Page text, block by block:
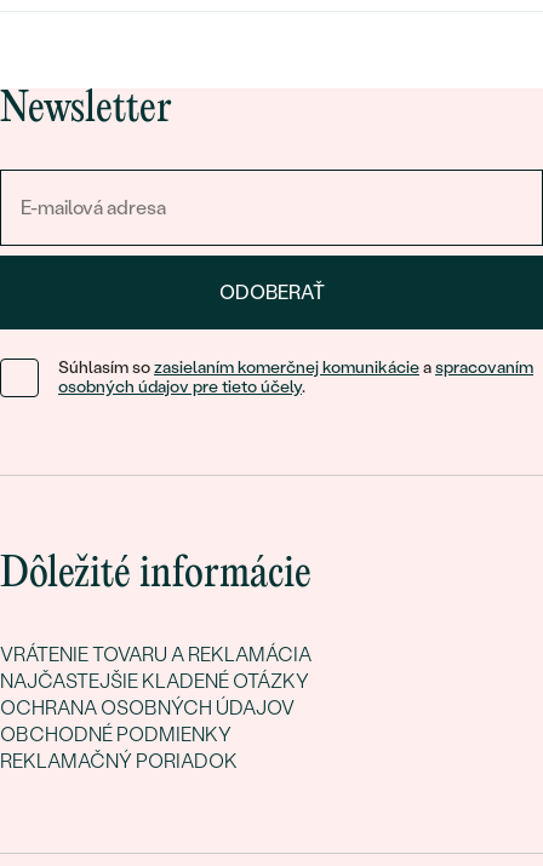
Newsletter
ODOBERAŤ
Súhlasím sozasielaním komerčnej komunikácieaspracovaním
osobných údajov pre tieto účely.
Dôležité informácie
VRÁTENIE TOVARU A REKLAMÁCIA
NAJČASTEJŠIE KLADENÉ OTÁZKY
OCHRANA OSOBNÝCH ÚDAJOV
OBCHODNÉ PODMIENKY
REKLAMAČNÝ PORIADOK